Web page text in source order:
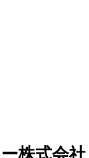
株式会社